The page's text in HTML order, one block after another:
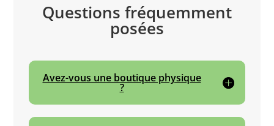
Questions fréquemment
posées
Avez-vous une boutique physique
?